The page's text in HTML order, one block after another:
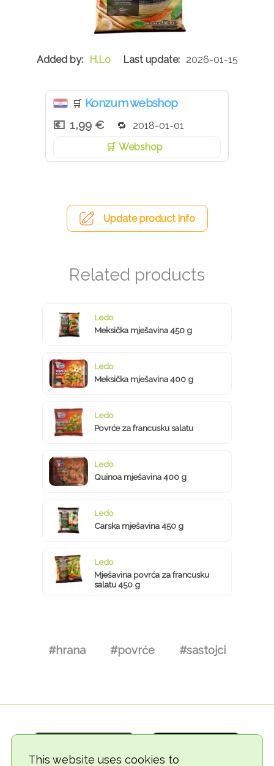
This website uses cookies to
H.Lo 2026-01-15
🛒 Konzum webshop
1,99 €
2018-01-01
Webshop
Update product info
Ledo
Meksička mješavina 450 g
Ledo
Meksička mješavina 400 g
Ledo
Povrće za francusku salatu
Ledo
Quinoa mješavina 400 g
Ledo
Carska mješavina 450 g
Ledo
Mješavina povrća za francusku
salatu 450 g
#hrana #povrće #sastojci